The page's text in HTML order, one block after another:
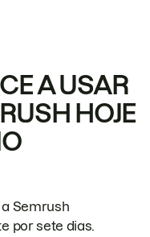
A USAR
HOJE
Semrush
por sete dias.